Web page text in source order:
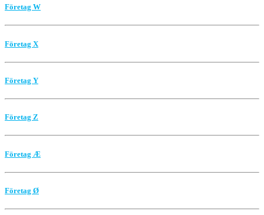
Företag W
Företag X
Företag Y
Företag Z
Företag Æ
Företag Ø